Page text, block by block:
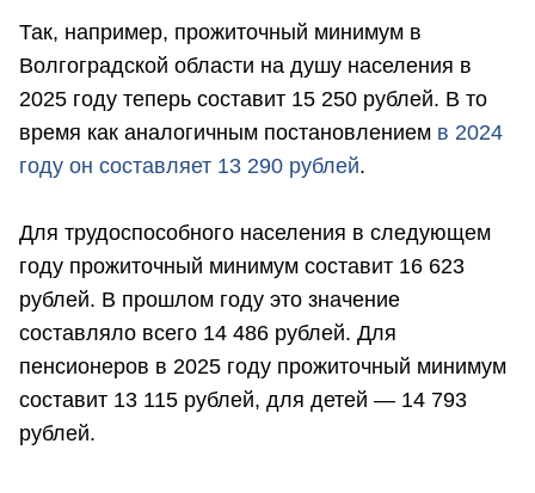
Так, например, прожиточный минимум в
Волгоградской области на душу населения в
2025 году теперь составит 15 250 рублей. В то
время как аналогичным постановлением в 2024
году он составляет 13 290 рублей.
Для трудоспособного населения в следующем
году прожиточный минимум составит 16 623
рублей. В прошлом году это значение
составляло всего 14 486 рублей. Для
пенсионеров в 2025 году прожиточный минимум
составит 13 115 рублей, для детей — 14 793
рублей.